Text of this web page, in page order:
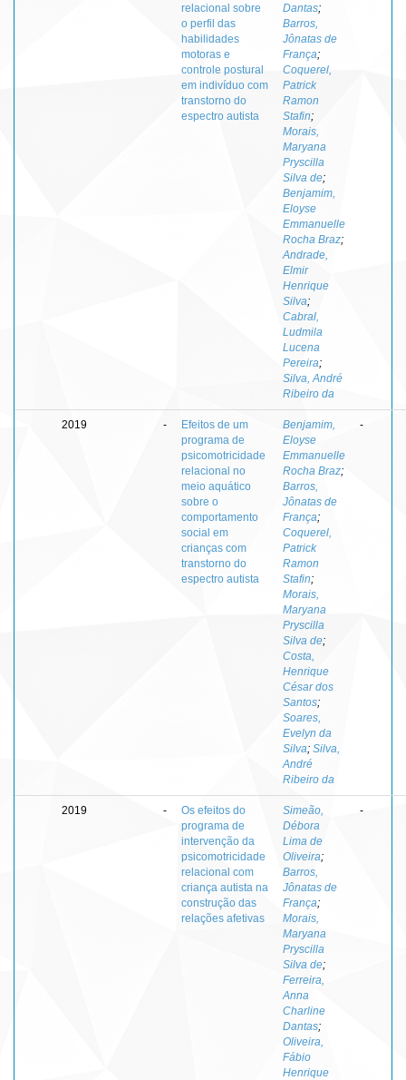
relacional sobre
o perfil das
habilidades
motoras e
controle postural
em indivíduo com
transtorno do
espectro autista
Dantas;
Barros,
Jônatas de
França;
Coquerel,
Patrick
Ramon
Stafin;
Morais,
Maryana
Pryscilla
Silva de;
Benjamim,
Eloyse
Emmanuelle
Rocha Braz;
Andrade,
Elmir
Henrique
Silva;
Cabral,
Ludmila
Lucena
Pereira;
Silva, André
Ribeiro da
2019 -
Efeitos de um
programa de
psicomotricidade
relacional no
meio aquático
sobre o
comportamento
social em
crianças com
transtorno do
espectro autista
Benjamim,
Eloyse
Emmanuelle
Rocha Braz;
Barros,
Jônatas de
França;
Coquerel,
Patrick
Ramon
Stafin;
Morais,
Maryana
Pryscilla
Silva de;
Costa,
Henrique
César dos
Santos;
Soares,
Evelyn da
Silva; Silva,
André
Ribeiro da
-
2019 -
Os efeitos do
programa de
intervenção da
psicomotricidade
relacional com
criança autista na
construção das
relações afetivas
Simeão,
Débora
Lima de
Oliveira;
Barros,
Jônatas de
França;
Morais,
Maryana
Pryscilla
Silva de;
Ferreira,
Anna
Charline
Dantas;
Oliveira,
Fábio
Henrique
-